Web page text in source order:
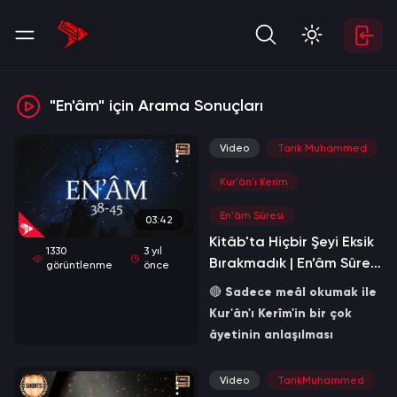
"En'âm" için Arama Sonuçları
03:42
1330
görüntlenme
3 yıl
önce
Video Tarık Muhammed
Kur'ân'ı Kerîm
En'âm Sûresi
Kitâb'ta Hiçbir Şeyi Eksik
Bırakmadık | En’âm Sûresi
38-45
🔴 Sadece meâl okumak ile
Kur'ân'ı Kerîm'in bir çok
âyetinin anlaşılması
bir tefsire başvurulması
Video TarıkMuhammed